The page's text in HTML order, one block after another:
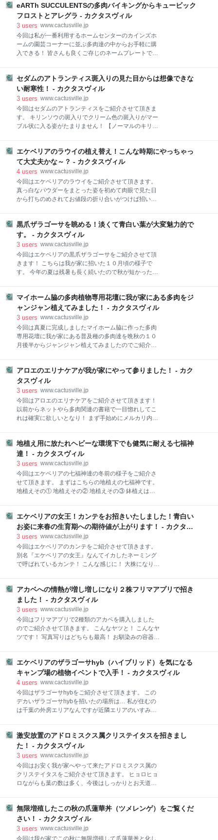
ませんが鉢が若干窮屈ですので鉢増しして行こうと思
います。 寒いけどちょこちょこ植え替えしたりもして
るので今回もやっちゃいます！ 立春過ぎたから大丈夫
でしょう！ 春はす
たのですぐにお招きした訳なのです。 そしてワクワク
しながら待つ事数日！ 定番の第四種郵便にて我が家に
やって参りました！ 早速開封！ 食品容器の中にフワフ
ワの綿で包まれダメージ軽減の梱包でご登場！ さあ
て！お顔を拝みますよ！ なんだべ？一個しか買ってな
いんだけども... こりゃあ！オマケだな！って言っても
たのか～！！！ オマケとは思えないチャーミングな良
株を入手です！ そうか！君がシルエットちゃんて言う
んだ！聞いた事あるぜ！仲良くやろう！ そんで
eARTh SUCCULENTSの多肉バイキングからキュービック
フロストとアレグラ - カクタスヴィル
3 users www.cactusville.jp
今回は私が一番利用するホームセンターのカインズホ
ームの園芸コーナーに並ぶ多肉達の中からお手軽に購
入できる！ 皆さんも良くご存じのネームプレートでは
せて頂きます。 店頭には『バイキング』と書かれた商
品紹介は無くレシートの項目にのみ『バイキング』と
書かれておりました。 確かに『バイキング』とは上手
い事言ってますよね。 『バイキング』ゾーンは多肉が
並ぶスペースをかなり占めて並びます。 一号鉢が一鉢
¥１９８ですからお求めやすくて種類も豊富で形もチ
肉バイキング以外にも購入する株があったので今回は
控えめに二株を購入！ エケベリアのキュービックフロ
ストとアレグラをお招きしました。 ここで注意しなけ
れ
セダムのアトランティス斑入りの見た目からは想像できな
い耐寒性！ - カクタスヴィル
3 users www.cactusville.jp
今回はセダムのアトランティスをご紹介させて頂きま
す。 キリンソウの斑入りでクリーム色の斑入りがマー
ブル状に入る姿がたまりません！ 【ノーマルのキリン
良好な乾燥地ではグランドカバーとしても活躍してく
れるそうですよ！ キリンソウには珍しく冬場【耐寒温
度－25℃！！】も元気なようで都市緑化用にも注目さ
れてるみたいですね。 春からの生育期は一つ一つの葉
がこんな感じに... 大きく展開してくれるらしいので今
生えている株が春にはデカくなってくれる事に期待で
じゃあ株の生育には絶対ダメなヤツなんで寒いけど植
え替えちゃいます！ 沢山増えて欲しいので少し大きめ
の缶を用意しました！ さあ！引っこ抜きま～
エケベリアのラウイの植え替え！こんな時期にやっちゃっ
て大丈夫かな～？ - カクタスヴィル
4 users www.cactusville.jp
今回はエケベリアのラウイをご紹介させて頂きます。
真っ白なパウダーをまとった姿を初めて肉眼で見た日
から打ちのめされてお値段の折り合いがつけば招いて
分かりづらいですがやはり同じラウイでも個体差があ
りまして... こちらのヘキサタイプの鉢はほんのりピン
クしたタイプの葉 ポリポットタイプは少し青みがかっ
たタイプの葉 親バカだから気づく位の個体差ですがご
説明させて頂きました(;´Д｀) しかしまぁ...本当に惚れ
惚れする姿... いつまでも見てられます... ではサクサク
ます。 やっぱり皆さんがおすすめするだけあって植え
替えると良い感じになるのでついつい多めに購入！ 来
年は更にこの鉢で攻めていこうと
黒爪ザラゴーサを眺める！淡くて青白い葉が大変魅力的で
す。 - カクタスヴィル
3 users www.cactusville.jp
今回はエケベリアの黒爪ザラゴーサをご紹介させて頂
きます！ こちらは我が家に招いた１０月頃の様子で
す。 今年の夏は残暑も長く続いたので秋が短かったで
水やりしてあったのでしょう葉は水を吸い上げてパカ
～ンと開いた状態でやってまいりました。 少し粉を吹
いたような淡くて青白いの葉と名前にある黒爪はバッ
チリ主張して良い株でしょ？ 少し鉢が窮屈になってい
るので今後更なる生長を期待して植え替えましたよ！
鉢に使用するのは多肉の植え替えに大変評判の良いダ
か見てみましょう！ はい！こちらが黒爪ザラゴーサが
植えられていた購入先の多肉専門店の培養土です！ 赤
玉土の小粒、鹿沼土の小粒、川砂、もみ殻くん炭て感
じでしょうか
マイホーム脇の多肉植物専用花壇に我が家にある多肉をジ
ャンジャン植えてみました！ - カクタスヴィル
3 users www.cactusville.jp
今回は真夏に完成しましたマイホーム脇に作った多肉
専用花壇に我が家にある普及種の多肉達を晩秋の１０
月後半からジャンジャン植えてみましたのでご紹介さ
応完成とします！ 最後に植付けから2ヶ月の現在 多肉
専用花壇制作の珍道中 花壇制作の完成までをつづった
記事はこちらになります。 皆さんの参考になるか分か
りませんが宜しければご覧ください！ ↓↓↓
www.cactusville.jp www.cactusville.jp 普及種の植え付
け 完成が夏場でしたけど暑い最中に直射日光バリバリ
で晩秋の１０月後半あたりに植え付けて行きました！
まずはコイツが始めの一歩となりましたよ！ この中か
らの選出です！記念す
アロエのエリナケアが我が家にやって参りました！ - カク
タスヴィル
3 users www.cactusville.jp
今回はアロエのエリナケアをご紹介させて頂きます！
以前からネットやら多肉関連の書籍で一目惚れしてこ
れは確実に欲しいとなり！ まず手始めにメルカリ内で
おチビちゃん達も三千円位ってのもざらの様でしかも
このクラスは出品されればすぐにソールドアウトとな
ってしまうようで諦めていた矢先に出会っちゃうもん
ですね〜 (´ε｀ ) 趣味家の方々がメインで出店する多肉
植物のイベントで出くわした訳なんです！ 初めて肉眼
で見てなおさら 欲しくなり必ずや我が家に連れ帰ると
『値下げ交渉大歓迎！』なんて貼られておりましたか
らすぐさま店主さんとトークを開始！ 鉢に書かれた値
段は5000円！ メルカリに出品さ
地植え用に放たれヘビーな環境下でも健気に耐える七福神
達！ - カクタスヴィル
3 users www.cactusville.jp
今回はエケベリアの七福神達の冬前の様子をご紹介さ
せて頂きます。 まずはこちらの地植えの七福神です。
地植えその① 地植えその② 地植えその③ 鉢植えはど
ションやエアーキャップとか言うようでそいつを雨避
けに使用して地植えしている七福神がこいつ等です。
イヌツゲの足元に根城に厳しい冬をこれから迎えるわ
けですがそもそも植えたのが... 今年の２月頃で暦の上
では春でしょうけど季節はまだ真冬でしたから一応今
回が２度目の越冬って事でカウントしております。 こ
株ですが立派に育ってくれております寒さ対策の枯れ
葉で見えませんが親株の根元には今見えている子達の
他にもまだまだベイビーが隠れております！ 親株ちゃ
んも
エケベリアの女王！カンテをお招きいたしました！青白い
お姿に来春の生育期への期待値が上がります！ - カクタス
ヴィル
3 users www.cactusville.jp
今回はエケベリアのカンテをご紹介させて頂きます。
別名『エケベリアの女王』なんてイカしたネーミング
で呼ばれているカンテ！ こんな感じに！ 大株になり白
には若干ほど遠い我が家にやって来たカンテちゃんで
はありますが... 根は少し白い根も確認できるからまあ
まあかな～(*´Д｀) そして寄りによって届いた荷物を開
封したのは仕事から帰宅後の夕方って事もあり照らさ
れるのはランタンの灯りのみ... なおさら弱々しく見え
ちゃうな～(;´Д｀) 一晩ほったらかしってのも悪いんで
が楽しみだ！ そんでもって朝を迎えた姿がこんな感じ
になります！ 良いじゃな～い！女王様降臨！って感じ
じゃ～ん！ 最後に 今回はメル
アカベへの情熱が増し増しになり２株フリマアプリで招き
ました！ - カクタスヴィル
3 users www.cactusville.jp
今回はフリマアプリで2種類のアカベを購入しました
のでご紹介させて頂きます。 こんなヤツと！ こんなヤ
ツです！ 写真写りはどちらも最高！ お馴染みの容器で
した時にはお馴染み！ 丸型の食品容器でやって参りま
した！ フタを取っ払うと名前が書かれてキッチンペー
パーに包まれたアガベ2種類がご登場です！ 怒雷神と
王妃雷神錦を購入した訳です！ さあ！御開帳！と株を
取り出すと… クッション用の綿の中に更にお名前シー
ルを発見！ おっ！これは！ ラッキーな事にオマケを入
ーで増やしたい！ 更にその奥にこちらもペーパーに包
まれた葉挿しまで同封して下さいました！ リコ！ベレ
ン！ブルークラウド！のエケベリア葉挿し三銃士
エケベリアのザラゴーサhyb（ハイブリッド）を気になる
キャンプ場の植物イベントで入手！ - カクタスヴィル
4 users www.cactusville.jp
今回はザラゴーサhybをご紹介させて頂きます。 この
デカいザラゴーサhybを招いたの場所は… 私が住むの
は千葉の外房エリアなんですが近隣エリアのいすみ市
中にキャンプ場の管理事務所兼店舗の中にチラッとア
ガベらしき姿が見えていたりして気にはなってはいた
のですが来店するタイミングが無くスルーしていたの
です… NAT PARKさんはこんなとこだよ！ ↓↓↓
www.natpark-isumi.com そんなキャンプ場のスペース
を利用してサボテンやらコーデックスや多肉植物アガ
に初めて立ち入る事が出来て良かったですしこんなカ
ッケー姿の多肉がロープライス！（コイツは¥500！）
で手に入るありがたいイベ
激安放置のアドロミスクス属クリステイタスを招きまし
た！ - カクタスヴィル
3 users www.cactusville.jp
今回はお安く我が家へやって来たアドロミスクス属の
クリステイタスをご紹介させて頂きます。 ヒョロヒョ
ロながらも葉の数は多く、今後はしっかりとお天道様
す！ もちろんお値段的にも魅力ですしね！ お見事！税
込みの¥100なり〜！ ありがとうございます(*´Д｀) と
はいえ…徒長気味の売れ残り株ですから… なんだか私
の知ってるクリステイタスの状態ではないですね... モ
無限増殖したこの秋の爪蓮華丼（ツメレンゲ）をご覧くだ
さい！ - カクタスヴィル
3 users www.cactusville.jp
今回は我が家でこの秋に無限増殖して爪蓮華丼と化し